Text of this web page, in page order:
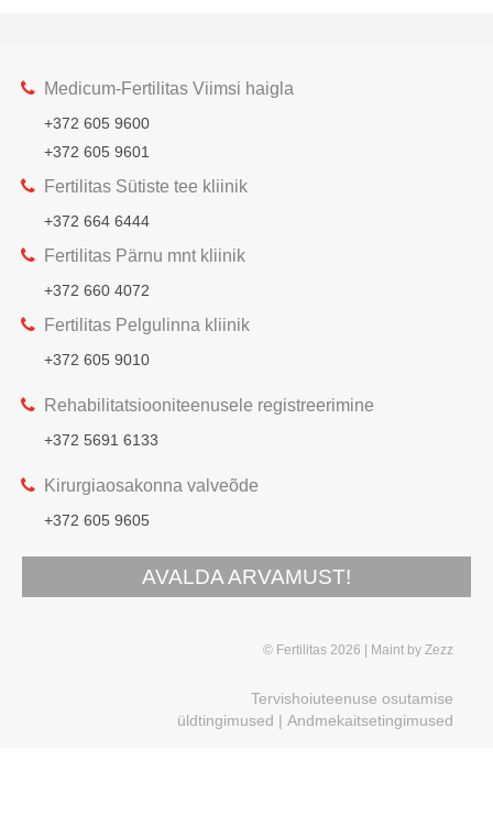
Medicum-Fertilitas Viimsi haigla
+372 605 9600
+372 605 9601
Fertilitas Sütiste tee kliinik
+372 664 6444
Fertilitas Pärnu mnt kliinik
+372 660 4072
Fertilitas Pelgulinna kliinik
+372 605 9010
Rehabilitatsiooniteenusele registreerimine
+372 5691 6133
Kirurgiaosakonna valveõde
+372 605 9605
AVALDA ARVAMUST!
© Fertilitas 2026 Maint byZezz
Tervishoiuteenuse osutamise
üldtingimused |Andmekaitsetingimused